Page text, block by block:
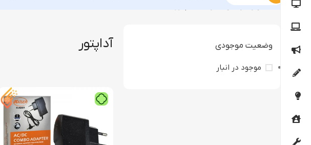
خانه لوازم برقی و الکتریکی
وضعیت موجودی
موجود در انبار
آداپتور